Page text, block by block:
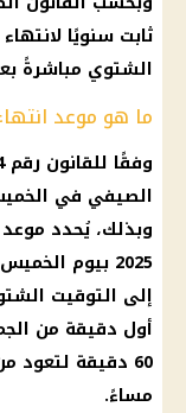
ثابت سنويًا
الشتوي مباشرةً
ما هو موعد
الصيفي في
وبذلك، يُحدد
إلى التوقيت
60 دقيقة
مساءً.